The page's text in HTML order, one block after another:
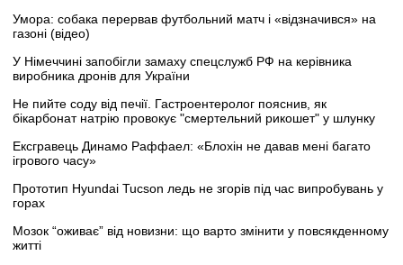
Умора: собака перервав футбольний матч і «відзначився» на
газоні (відео)
У Німеччині запобігли замаху спецслужб РФ на керівника
виробника дронів для України
Не пийте соду від печії. Гастроентеролог пояснив, як
бікарбонат натрію провокує "смертельний рикошет" у шлунку
Ексгравець Динамо Раффаел: «Блохін не давав мені багато
ігрового часу»
Прототип Hyundai Tucson ледь не згорів під час випробувань у
горах
Мозок “оживає” від новизни: що варто змінити у повсякденному
житті